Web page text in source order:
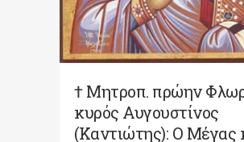
† Μητροπ. πρώην
κυρός Αυγουστίνος
(Καντιώτης): Ο Μέγας